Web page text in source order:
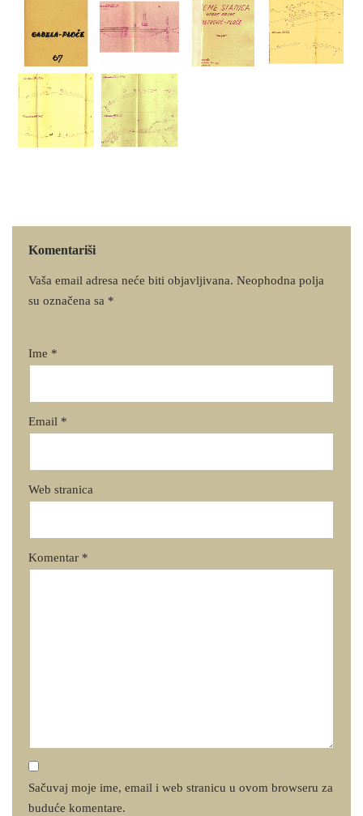
Komentariši
Vaša email adresa neće biti objavljivana. Neophodna polja
su označena sa *
Ime *
Email *
Web stranica
Komentar *
Sačuvaj moje ime, email i web stranicu u ovom browseru za
buduće komentare.